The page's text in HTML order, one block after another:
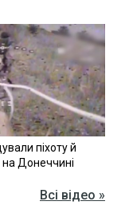
піхоту й
на Донеччині
Всі відео »